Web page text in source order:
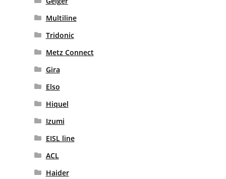
Multiline
Tridonic
Metz Connect
Gira
Elso
Hiquel
Izumi
EISL line
ACL
Haider